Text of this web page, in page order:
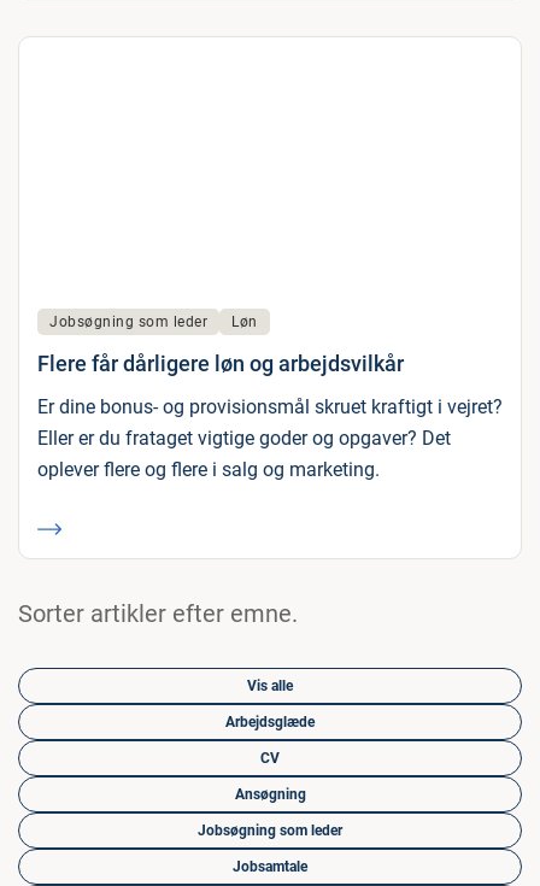
Jobsøgning som leder Løn
Flere får dårligere løn og arbejdsvilkår
Er dine bonus- og provisionsmål skruet kraftigt i vejret?
Eller er du frataget vigtige goder og opgaver? Det
oplever flere og flere i salg og marketing.
Sorter artikler efter emne.
Vis alle
Arbejdsglæde
CV
Ansøgning
Jobsøgning som leder
Jobsamtale